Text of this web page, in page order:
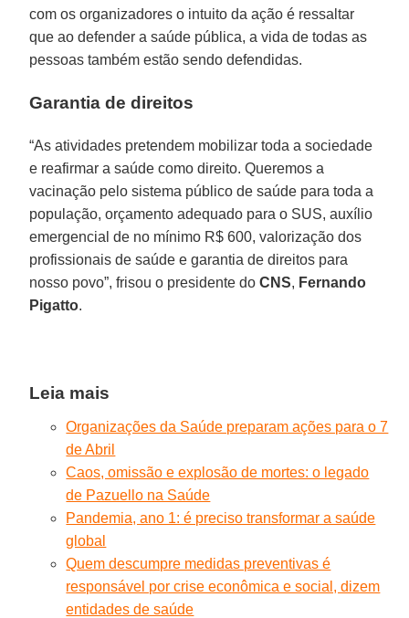
com os organizadores o intuito da ação é ressaltar
que ao defender a saúde pública, a vida de todas as
pessoas também estão sendo defendidas.
Garantia de direitos
“As atividades pretendem mobilizar toda a sociedade
e reafirmar a saúde como direito. Queremos a
vacinação pelo sistema público de saúde para toda a
população, orçamento adequado para o SUS, auxílio
emergencial de no mínimo R$ 600, valorização dos
profissionais de saúde e garantia de direitos para
nosso povo”, frisou o presidente doCNS, Fernando
Pigatto.
Leia mais
Organizações da Saúde preparam ações para o 7
de Abril
Caos, omissão e explosão de mortes: o legado
de Pazuello na Saúde
Pandemia, ano 1: é preciso transformar a saúde
global
Quem descumpre medidas preventivas é
responsável por crise econômica e social, dizem
entidades de saúde